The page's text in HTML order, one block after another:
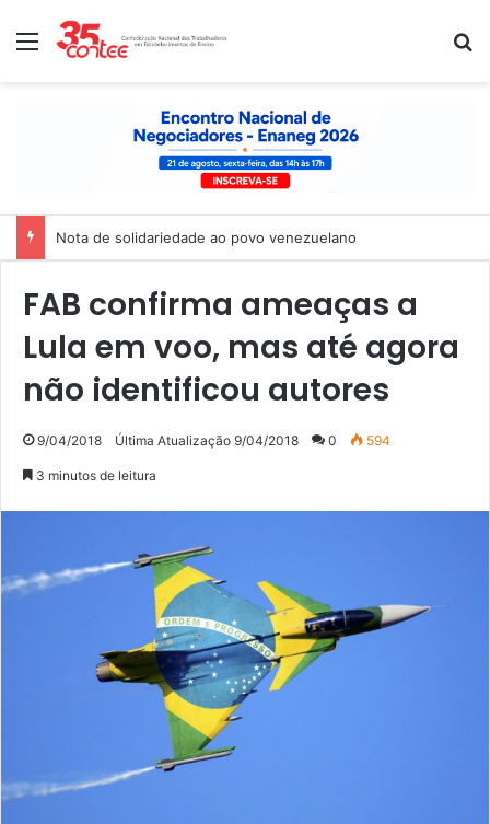
Menu
Nota de solidariedade ao povo venezuelano
FAB confirma ameaças a
Lula em voo, mas até agora
não identificou autores
9/04/2018 Última Atualização 9/04/2018 0 594
3 minutos de leitura